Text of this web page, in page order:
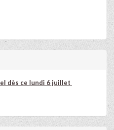
dès ce lundi 6 juillet